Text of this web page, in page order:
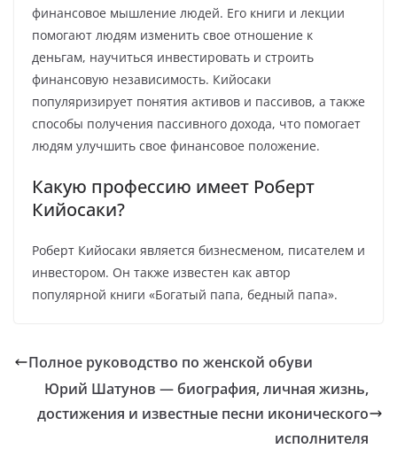
финансовое мышление людей. Его книги и лекции
помогают людям изменить свое отношение к
деньгам, научиться инвестировать и строить
финансовую независимость. Кийосаки
популяризирует понятия активов и пассивов, а также
способы получения пассивного дохода, что помогает
людям улучшить свое финансовое положение.
Какую профессию имеет Роберт
Кийосаки?
Роберт Кийосаки является бизнесменом, писателем и
инвестором. Он также известен как автор
популярной книги «Богатый папа, бедный папа».
Полное руководство по женской обуви
Юрий Шатунов — биография, личная жизнь,
достижения и известные песни иконического
исполнителя